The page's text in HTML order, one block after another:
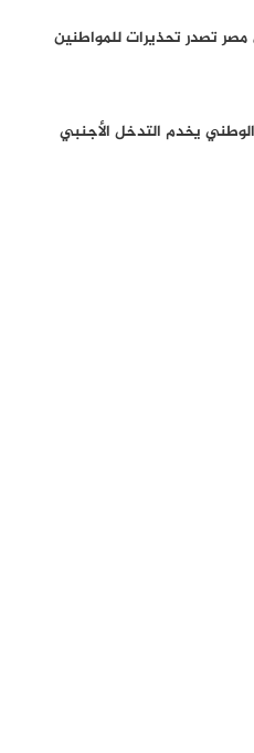
تصدر تحذيرات للمواطنين
الوطني يخدم التدخل الأجنبي